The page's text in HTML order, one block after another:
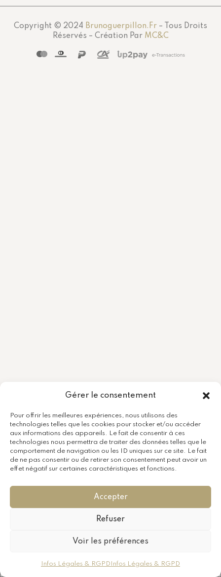
Gérer le consentement
Pour offrir les meilleures expériences, nous utilisons des
technologies telles que les cookies pour stocker et/ou accéder
aux informations des appareils. Le fait de consentir à ces
technologies nous permettra de traiter des données telles que le
comportement de navigation ou les ID uniques sur ce site. Le fait
de ne pas consentir ou de retirer son consentement peut avoir un
effet négatif sur certaines caractéristiques et fonctions.
Accepter
Refuser
Voir les préférences
Infos Légales & RGPD Infos Légales & RGPD
Mon compte Mon Panier
Copyright © 2024 Brunoguerpillon.fr – Tous Droits
Réservés – Création Par MC&C